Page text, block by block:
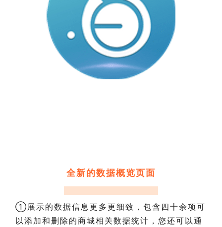
全新的数据概览页面
①展示的数据信息更多更细致，包含四十余项可
以添加和删除的商城相关数据统计，您还可以通